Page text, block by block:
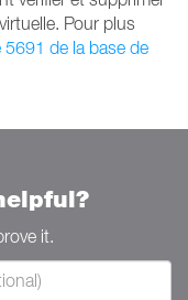
Pour plus
5691 de la base de
it.